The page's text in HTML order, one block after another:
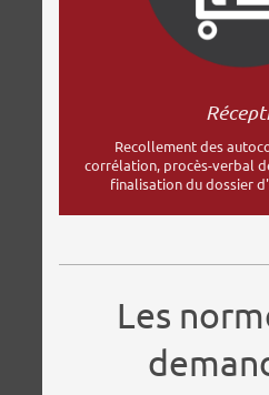
Recollement des
corrélation, procès-verbal
finalisation du dossier
Les